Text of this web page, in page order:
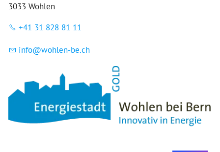
3033 Wohlen
+41 31 828 81 11
nf w hl n-b ch